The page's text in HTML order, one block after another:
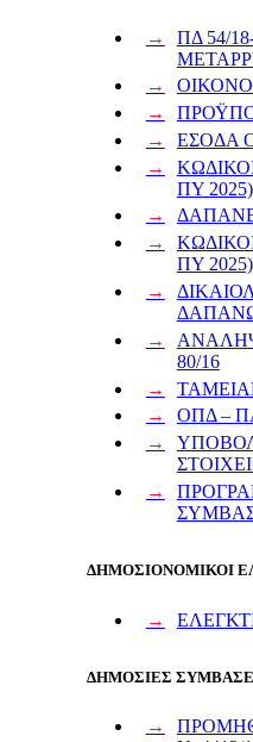
ΠΔ 54/
ΕΣΟΔΑ
ΠΥ 2025)
ΠΥ 2025)
80/16
ΟΠΔ –
ΔΗΜΟΣΙΟΝΟΜΙΚΟΙ
ΔΗΜΟΣΙΕΣ